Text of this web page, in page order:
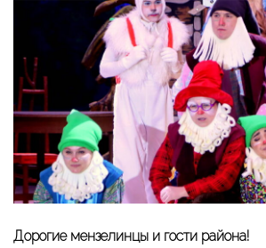
Дорогие мензелинцы и гости района!